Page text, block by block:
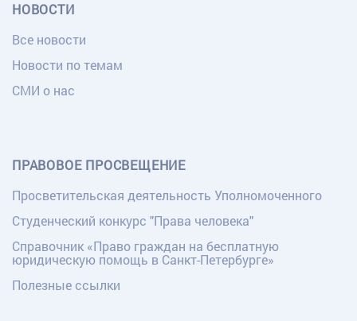
НОВОСТИ
Все новости
Новости по темам
СМИ о нас
ПРАВОВОЕ ПРОСВЕЩЕНИЕ
Просветительская деятельность Уполномоченного
Студенческий конкурс "Права человека"
Справочник «Право граждан на бесплатную
юридическую помощь в Санкт-Петербурге»
Полезные ссылки